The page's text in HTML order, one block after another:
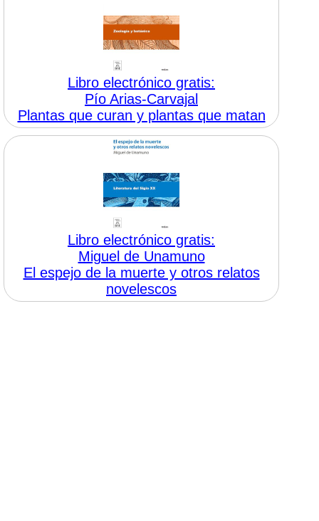
Libro electrónico gratis:
Pío Arias-Carvajal
Plantas que curan y plantas que matan
Libro electrónico gratis:
Miguel de Unamuno
El espejo de la muerte y otros relatos
novelescos